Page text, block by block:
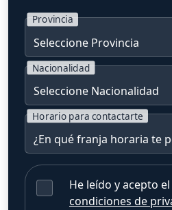
Provincia
Nacionalidad
Horario para contactarte
He leído y acepto el
condiciones de